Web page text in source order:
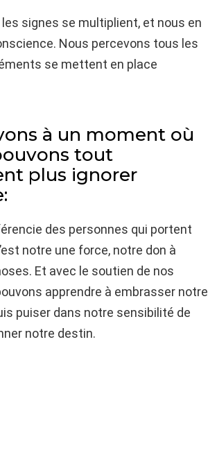
signes se multiplient, et nous en
Nous percevons tous les
se mettent en place
à un moment où
tout
plus ignorer
des personnes qui portent
notre une force, notre don à
Et avec le soutien de nos
apprendre à embrasser notre
puiser dans notre sensibilité de
notre destin.